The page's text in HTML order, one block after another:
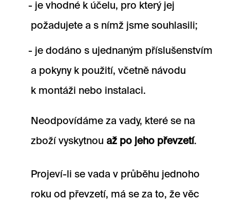
je vhodné k účelu, pro který jej
požadujete a s nímž jsme souhlasili;
je dodáno s ujednaným příslušenstvím
a pokyny k použití, včetně návodu
k montáži nebo instalaci.
Neodpovídáme za vady, které se na
zboží vyskytnou až po jeho převzetí.
Projeví-li se vada v průběhu jednoho
roku od převzetí, má se za to, že věc